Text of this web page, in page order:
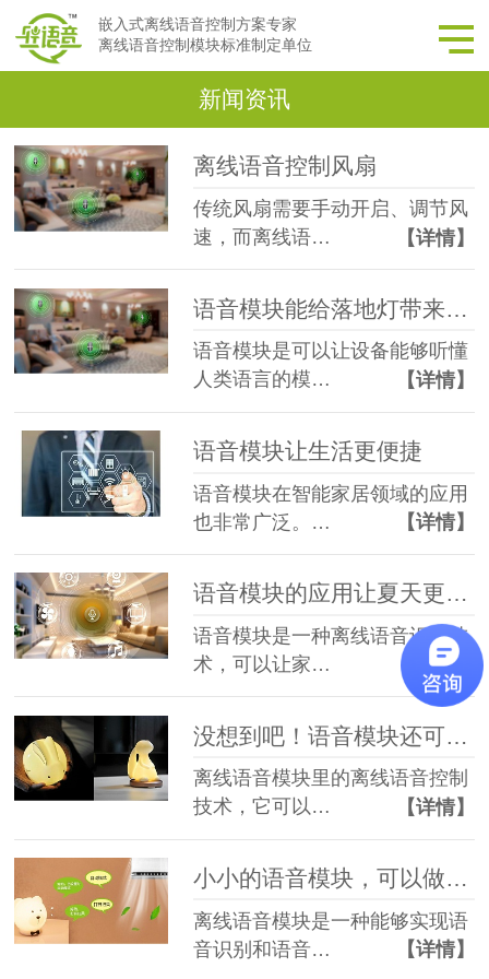
嵌入式离线语音控制方案专家
离线语音控制模块标准制定单位
新闻资讯
离线语音控制风扇
传统风扇需要手动开启、调节风
速，而离线语…
【详情】
语音模块是可以让设备能够听懂
人类语言的模…
【详情】
语音模块让生活更便捷
语音模块在智能家居领域的应用
也非常广泛。…
【详情】
语音模块的应用让夏天更舒适
语音模块是一种离线语音识别技
术，可以让家…
【详情】
离线语音模块里的离线语音控制
技术，它可以…
【详情】
小小的语音模块，可以做大大的事
离线语音模块是一种能够实现语
音识别和语音…
【详情】